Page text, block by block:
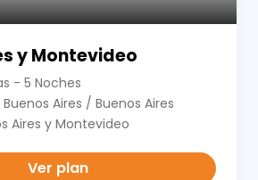
y Montevideo
- 5 Noches
Buenos Aires / Buenos Aires
Aires y Montevideo
Ver plan